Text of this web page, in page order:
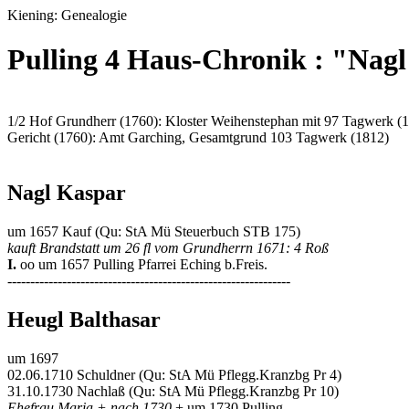
Kiening: Genealogie
Pulling 4 Haus-Chronik :
1/2 Hof Grundherr (1760): Kloster Weihenstephan mit 97 Tagwerk
Gericht (1760): Amt Garching, Gesamtgrund 103 Tagwerk (1812)
Nagl Kaspar
um 1657 Kauf (Qu: StA Mü Steuerbuch STB 175)
kauft Brandstatt um 26 fl vom Grundherrn 1671: 4 Roß
I. oo um 1657 Pulling Pfarrei Eching b.Freis.
--------------------------------------------------------------
Heugl Balthasar
um 1697
02.06.1710 Schuldner (Qu: StA Mü Pflegg.Kranzbg Pr 4)
31.10.1730 Nachlaß (Qu: StA Mü Pflegg.Kranzbg Pr 10)